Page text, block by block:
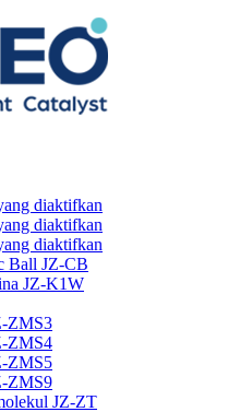
diaktifkan
diaktifkan
diaktifkan
Ball JZ-CB
JZ-K1W
ZMS3
ZMS4
ZMS5
ZMS9
JZ-ZT